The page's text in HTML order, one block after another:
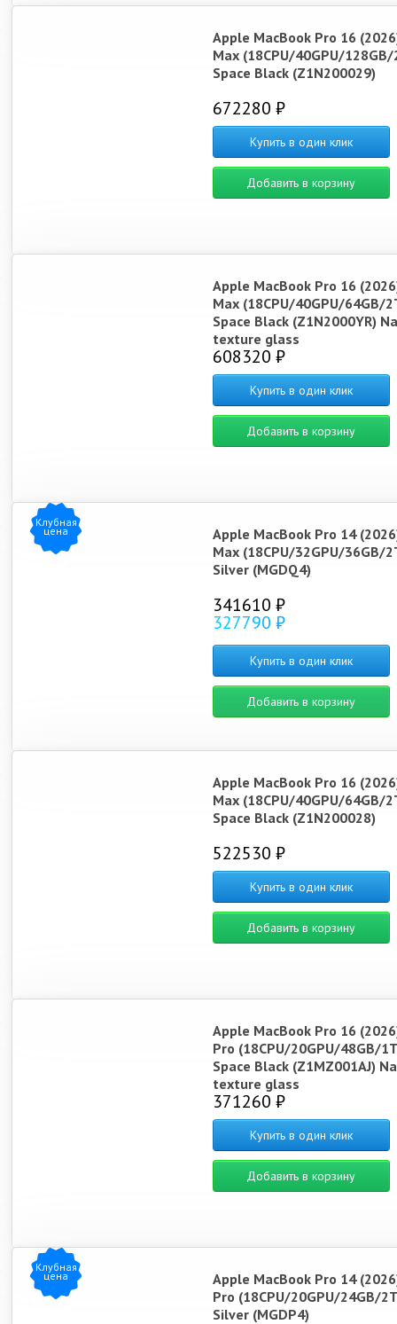
Apple MacBook Pro 16
Max (18CPU/40GPU/
Space Black (Z1N200029)
672280 ₽
Купить в один клик
Добавить в корзину
Apple MacBook Pro 16
Max (18CPU/40GPU/64GB/
Space Black (Z1N2000YR)
texture glass
608320 ₽
Купить в один клик
Добавить в корзину
Клубная
цена
Apple MacBook Pro 14
Max (18CPU/32GPU/36GB/
Silver (MGDQ4)
341610 ₽
327790 ₽
Купить в один клик
Добавить в корзину
Apple MacBook Pro 16
Max (18CPU/40GPU/64GB/
Space Black (Z1N200028)
522530 ₽
Купить в один клик
Добавить в корзину
Apple MacBook Pro 16
Pro (18CPU/20GPU/48GB/
Space Black (Z1MZ001AJ)
texture glass
371260 ₽
Купить в один клик
Добавить в корзину
Клубная
цена
Apple MacBook Pro 14
Pro (18CPU/20GPU/24GB/
Silver (MGDP4)